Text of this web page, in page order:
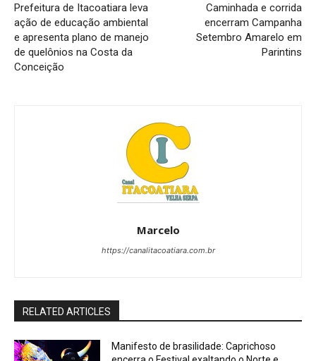
Prefeitura de Itacoatiara leva
ação de educação ambiental
e apresenta plano de manejo
de quelônios na Costa da
Conceição
Caminhada e corrida
encerram Campanha
Setembro Amarelo em
Parintins
Marcelo
https://canalitacoatiara.com.br
RELATED ARTICLES
Manifesto de brasilidade: Caprichoso